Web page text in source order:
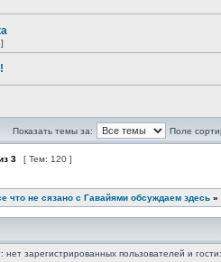
]
Показать темы за: Поле
3 [ Тем: 120 ]
что не сязано с Гавайями обсуждаем здесь »
зарегистрированных пользователей и